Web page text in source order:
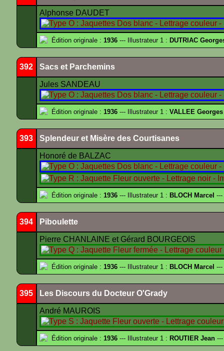
Alphonse DAUDET
Édition originale : 1936 --- Illustrateur 1 : DUTRIAC
392 Sacs et Parchemins
Jules SANDEAU
Édition originale : 1936 --- Illustrateur 1 : VALLEE Georges
393 Splendeur et Misère des Courtisanes
Honoré de BALZAC
Édition originale : 1936 --- Illustrateur 1 : BLOCH Marcel ---
394 Piboulette
Pierre CHANLAINE et Gérard BOURGEOIS
Édition originale : 1936 --- Illustrateur 1 : BLOCH Marcel ---
395 Les Discours du Docteur O'Grady
André MAUROIS
Édition originale : 1936 --- Illustrateur 1 : ROUTIER Jean ---